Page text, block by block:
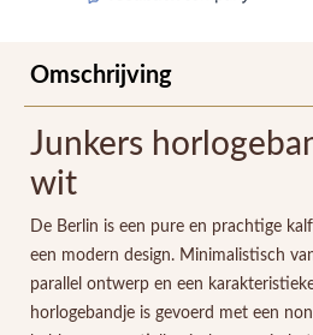
Omschrijving
Junkers
wit
De Berlin is een pure en prachtige
een modern design. Minimalistisch
parallel ontwerp en een
horlogebandje is gevoerd met een